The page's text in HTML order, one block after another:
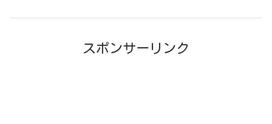
スポンサーリンク